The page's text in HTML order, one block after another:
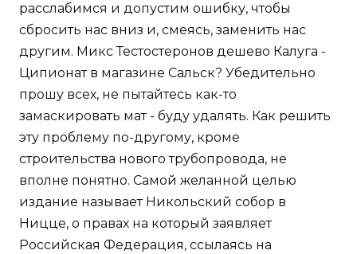
расслабимся и допустим ошибку, чтобы
сбросить нас вниз и, смеясь, заменить нас
другим. Микс Тестостеронов дешево Калуга -
Ципионат в магазине Сальск? Убедительно
прошу всех, не пытайтесь как-то
замаскировать мат - буду удалять. Как решить
эту проблему по-другому, кроме
строительства нового трубопровода, не
вполне понятно. Самой желанной целью
издание называет Никольский собор в
Ницце, о правах на который заявляет
Российская Федерация, ссылаясь на